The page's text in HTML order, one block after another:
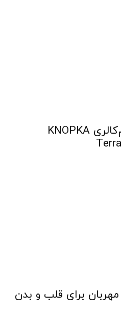
لیمونادهای سالم و کم‌کالری KNOPKA
برای قلب و بدن